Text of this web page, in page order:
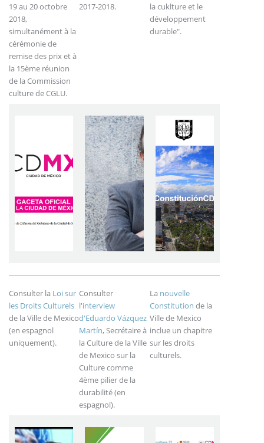
19 au 20 octobre
2018,
simultanément à la
cérémonie de
remise des prix et à
la 15ème réunion
de la Commission
culture de CGLU.
2017-2018.
la cuklture et le
développement
durable".
Consulter la Loi sur
les Droits Culturels
de la Ville de Mexico
(en espagnol
uniquement).
Consulter
l'interview
d'Eduardo Vázquez
Martín, Secrétaire à
la Culture de la Ville
de Mexico sur la
Culture comme
4ème pilier de la
durabilité (en
espagnol).
La nouvelle
Constitution de la
Ville de Mexico
inclue un chapitre
sur les droits
culturels.